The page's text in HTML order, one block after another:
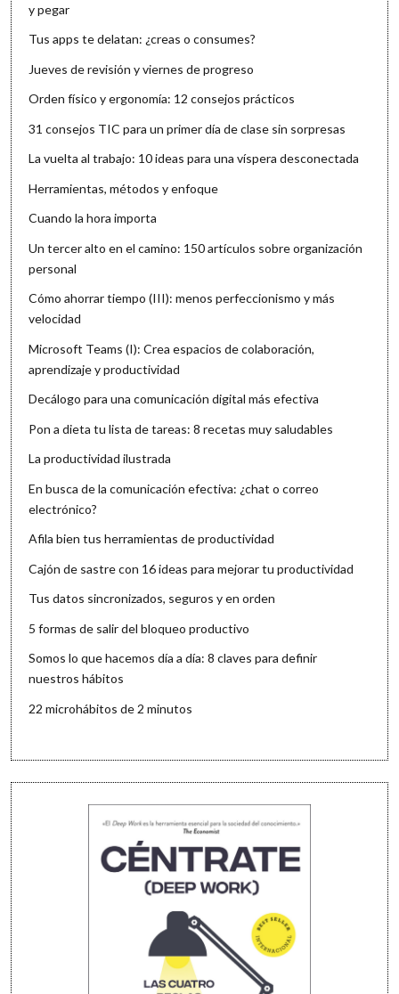
y pegar
Tus apps te delatan: ¿creas o consumes?
Jueves de revisión y viernes de progreso
Orden físico y ergonomía: 12 consejos prácticos
31 consejos TIC para un primer día de clase sin sorpresas
La vuelta al trabajo: 10 ideas para una víspera desconectada
Herramientas, métodos y enfoque
Cuando la hora importa
Un tercer alto en el camino: 150 artículos sobre organización
personal
Cómo ahorrar tiempo (III): menos perfeccionismo y más
velocidad
Microsoft Teams (I): Crea espacios de colaboración,
aprendizaje y productividad
Decálogo para una comunicación digital más efectiva
Pon a dieta tu lista de tareas: 8 recetas muy saludables
La productividad ilustrada
En busca de la comunicación efectiva: ¿chat o correo
electrónico?
Afila bien tus herramientas de productividad
Cajón de sastre con 16 ideas para mejorar tu productividad
Tus datos sincronizados, seguros y en orden
5 formas de salir del bloqueo productivo
Somos lo que hacemos día a día: 8 claves para definir
nuestros hábitos
22 microhábitos de 2 minutos